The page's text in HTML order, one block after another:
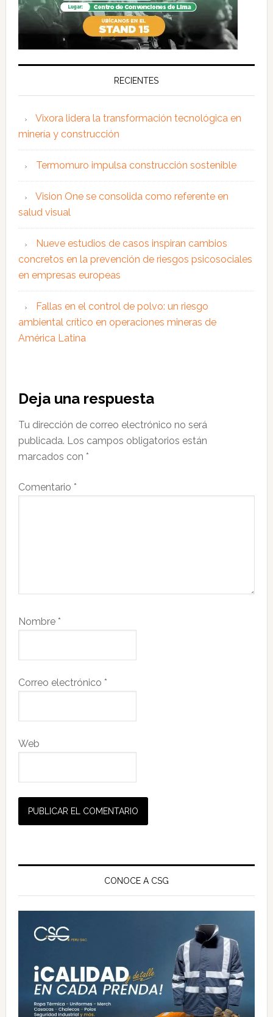
RECIENTES
Vixora lidera la transformación tecnológica en
minería y construcción
Termomuro impulsa construcción sostenible
Vision One se consolida como referente en
salud visual
Nueve estudios de casos inspiran cambios
concretos en la prevención de riesgos psicosociales
en empresas europeas
Fallas en el control de polvo: un riesgo
ambiental crítico en operaciones mineras de
América Latina
Interacciones
con
los
lectores
Deja una respuesta
Tu dirección de correo electrónico no será
publicada. Los campos obligatorios están
marcados con *
Comentario *
Nombre *
Correo electrónico *
Web
Barra
principal
CONOCE A CSG